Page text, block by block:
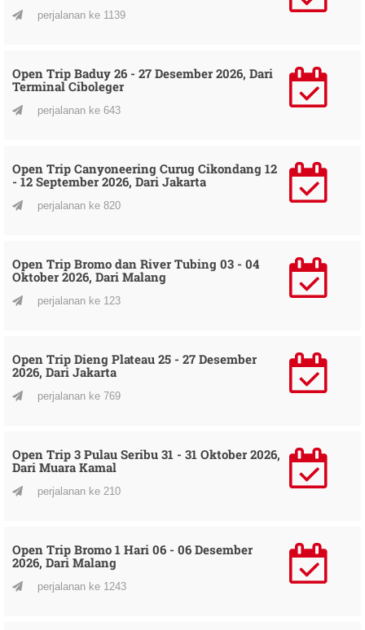
perjalanan ke 1139
Open Trip Baduy 26 - 27 Desember 2026, Dari
Terminal Ciboleger
perjalanan ke 643
Open Trip Canyoneering Curug Cikondang 12
- 12 September 2026, Dari Jakarta
perjalanan ke 820
Open Trip Bromo dan River Tubing 03 - 04
Oktober 2026, Dari Malang
perjalanan ke 123
Open Trip Dieng Plateau 25 - 27 Desember
2026, Dari Jakarta
perjalanan ke 769
Open Trip 3 Pulau Seribu 31 - 31 Oktober 2026,
Dari Muara Kamal
perjalanan ke 210
Open Trip Bromo 1 Hari 06 - 06 Desember
2026, Dari Malang
perjalanan ke 1243